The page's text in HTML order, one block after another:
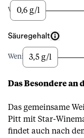
Wenig
0,6 g/l
Säuregehalt
Wenig 3,5 g/l
Das Besondere an
Das gemeinsame
Pitt mit Star-
findet auch nach